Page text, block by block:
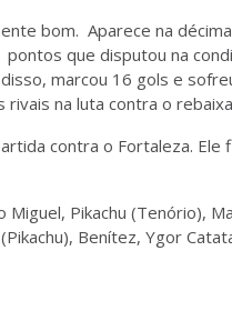
bom. Aparece na
que disputou na
marcou 16 gols e
na luta contra o
contra o Fortaleza.
Pikachu (Tenório),
Benítez, Ygor